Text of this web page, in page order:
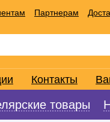
Партнерам
Контакты
товары